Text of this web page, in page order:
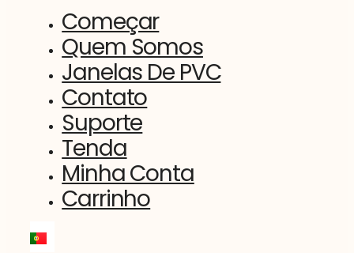
Começar
Quem Somos
Janelas De PVC
Contato
Suporte
Tenda
Minha Conta
Carrinho